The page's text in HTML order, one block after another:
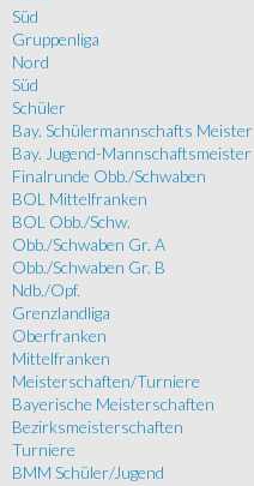
Süd
Gruppenliga
Nord
Süd
Schüler
Bay. Schülermannschafts Meister
Bay. Jugend-Mannschaftsmeister
Finalrunde Obb./Schwaben
BOL Mittelfranken
BOL Obb./Schw.
Obb./Schwaben Gr. A
Obb./Schwaben Gr. B
Ndb./Opf.
Grenzlandliga
Oberfranken
Mittelfranken
Meisterschaften/Turniere
Bayerische Meisterschaften
Bezirksmeisterschaften
Turniere
BMM Schüler/Jugend